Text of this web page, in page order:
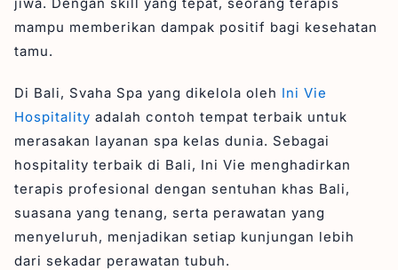
mampu memberikan dampak positif bagi kesehatan
tamu.
Di Bali, Svaha Spa yang dikelola oleh Ini Vie
Hospitality adalah contoh tempat terbaik untuk
merasakan layanan spa kelas dunia. Sebagai
hospitality terbaik di Bali, Ini Vie menghadirkan
terapis profesional dengan sentuhan khas Bali,
suasana yang tenang, serta perawatan yang
menyeluruh, menjadikan setiap kunjungan lebih
dari sekadar perawatan tubuh.